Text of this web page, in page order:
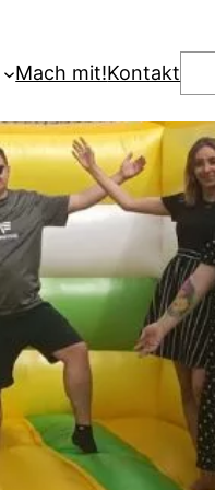
Mach mit!Kontakt